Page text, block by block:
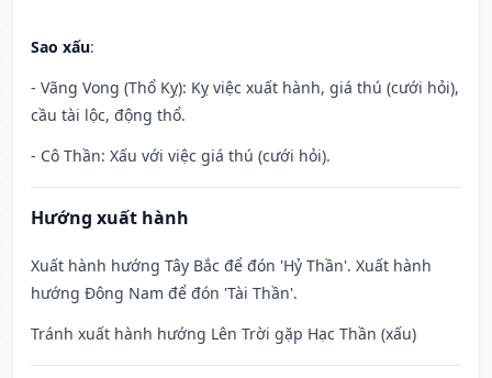
Sao xấu:
- Vãng Vong (Thổ Kỵ): Kỵ việc xuất hành, giá thú (cưới hỏi),
cầu tài lộc, động thổ.
- Cô Thần: Xấu với việc giá thú (cưới hỏi).
Hướng xuất hành
Xuất hành hướng Tây Bắc để đón 'Hỷ Thần'. Xuất hành
hướng Đông Nam để đón 'Tài Thần'.
Tránh xuất hành hướng Lên Trời gặp Hạc Thần (xấu)